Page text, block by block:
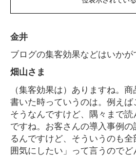
金井
ブログの集客効果などはいかが
畑山さま
（集客効果は）ありますね。
書いた時っていうのは。例え
そうなんですけど、隅々まで
ですね。お客さんの導入事例
るんですけど、そういうのも
囲気にしたい」って言うので